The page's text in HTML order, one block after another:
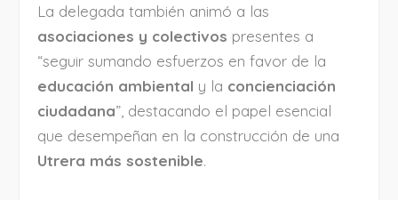
La delegada también animó a las
asociaciones y colectivos presentes a
“seguir sumando esfuerzos en favor de la
educación ambiental y la concienciación
ciudadana”, destacando el papel esencial
que desempeñan en la construcción de una
Utrera más sostenible.